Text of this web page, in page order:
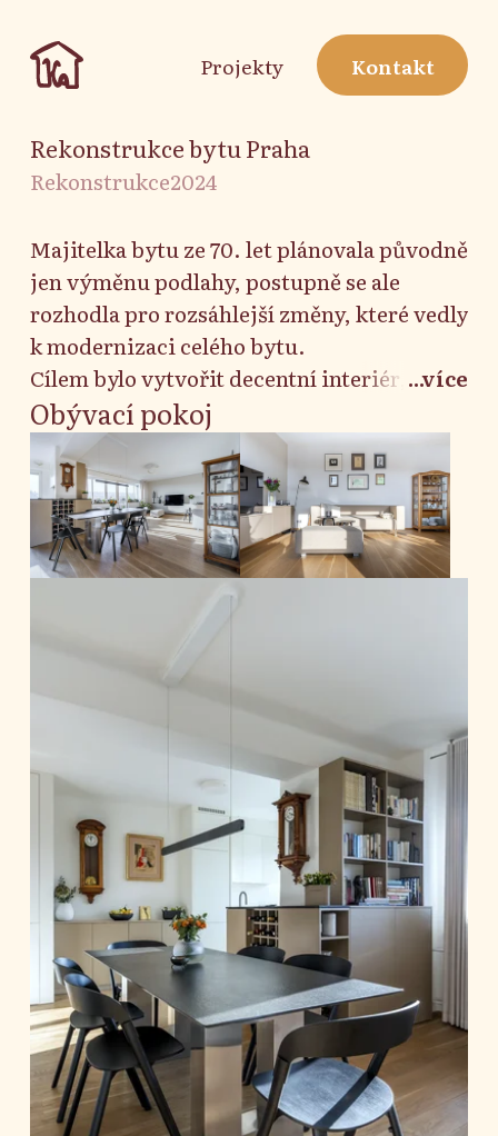
Projekty Kontakt
Rekonstrukce bytu Praha
Rekonstrukce2024
Majitelka bytu ze 70. let plánovala původně
jen výměnu podlahy, postupně se ale
rozhodla pro rozsáhlejší změny, které vedly
k modernizaci celého bytu.
Cílem bylo vytvořit decentní interiér,
dosáhnout čistého a útulného dojmu bez
zbytečného nábytku, a doplnit tak sbírku
obrazů a historických kousků majitelky.
Na podlahu jsme zvolily třívrstvou masivní
dřevěnou olejovanou podlahu.
Další požadovanou úpravou bylo
zjednodušení přístupu do obytné části,
Dispozice koupelny jsem mírně upravila,
došlo k propojení s bývalým samostatným
Kuchyň zůstala ve své původní poloze, ale
byla instalována úplně nová linka.
V ložnici zůstala dispozice stejná,
ozvláštňuje ji ale nová originální tapeta a
postel.
Z původního dětského pokoje vznikla
pracovna kombinovaná s hostinským
pokojem.
V předsíni byly zachovány některé původní
prvky. Nasvícení je zde řešeno tak, aby bylo
možné nasvítit obrazy, a zároveň
dostatečně osvětlit celou místnost.
...více
Obývací pokoj